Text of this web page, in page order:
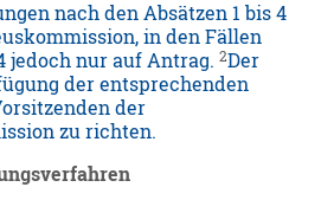
nach den Absätzen 1 bis 4
in den Fällen
jedoch nur auf Antrag.2Der
der entsprechenden
der
zu richten.